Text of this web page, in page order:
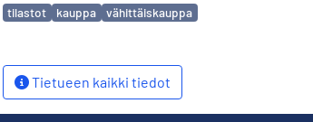
Avainsanat
tilastot kauppa vähittäiskauppa
Tietueen kaikki tiedot